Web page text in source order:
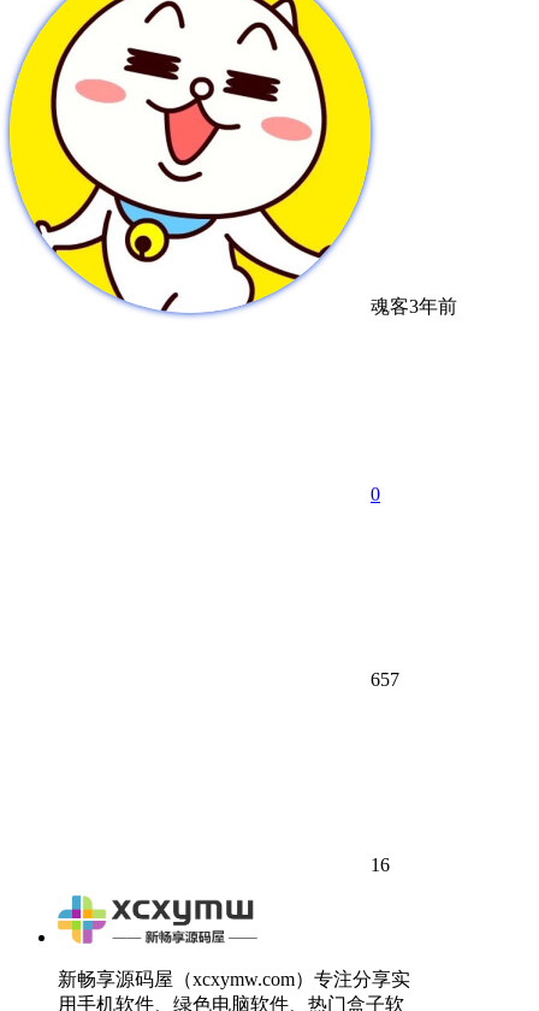
魂客3年前
0
657
16
新畅享源码屋（xcxymw.com）专注分享实
用手机软件、绿色电脑软件、热门盒子软